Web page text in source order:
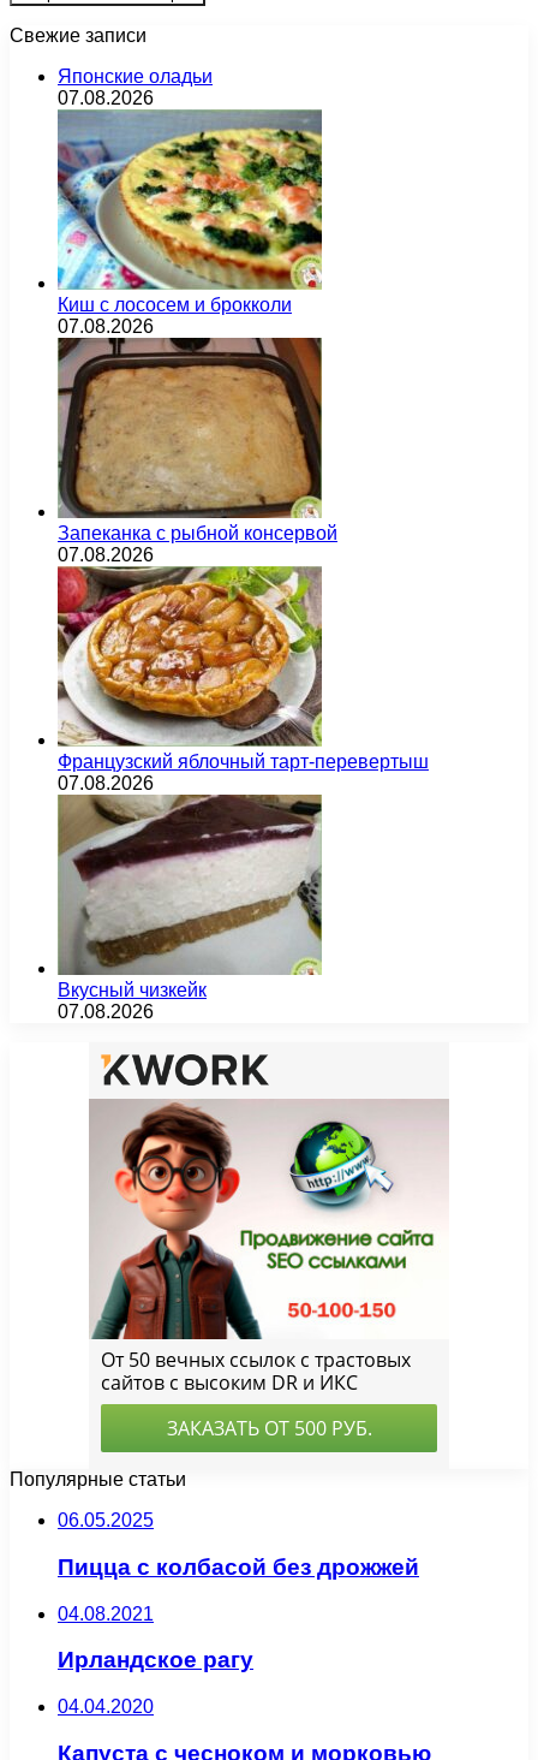
Свежие записи
Японские оладьи
07.08.2026
Киш с лососем и брокколи
07.08.2026
Запеканка с рыбной консервой
07.08.2026
Французский яблочный тарт-перевертыш
07.08.2026
Вкусный чизкейк
07.08.2026
Популярные статьи
06.05.2025
Пицца с колбасой без дрожжей
04.08.2021
Ирландское рагу
04.04.2020
Капуста с чесноком и морковью